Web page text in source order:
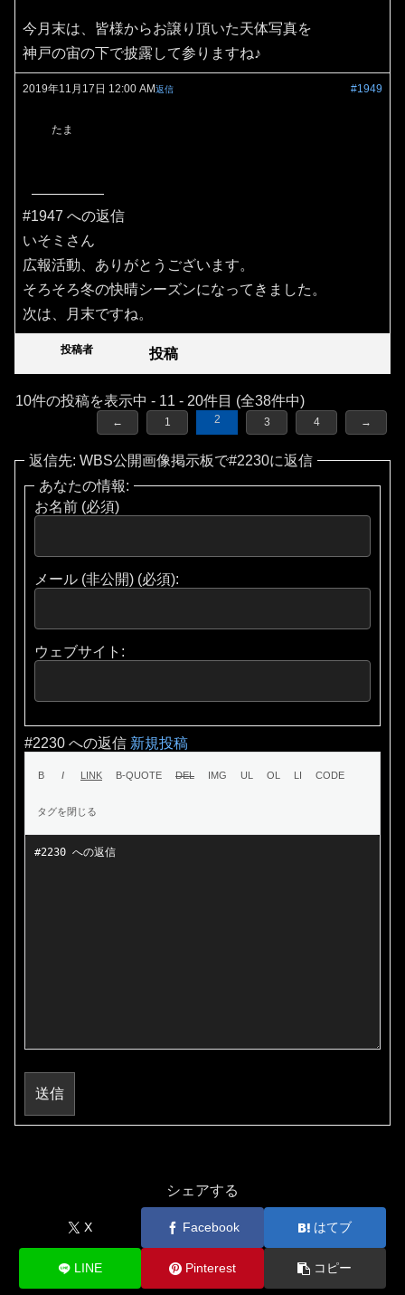
今月末は、皆様からお譲り頂いた天体写真を
神戸の宙の下で披露して参りますね♪
2019年11月17日 12:00 AM #1949
返信
たま
#1947 への返信
いそミさん
広報活動、ありがとうございます。
そろそろ冬の快晴シーズンになってきました。
次は、月末ですね。
投稿者 投稿
10件の投稿を表示中 - 11 - 20件目 (全38件中)
← 1 2 3 4 →
返信先: WBS公開画像掲示板で#2230に返信
あなたの情報:
お名前 (必須)
メール (非公開) (必須):
ウェブサイト:
#2230 への返信 新規投稿
送信
シェアする
X Facebook はてブ
LINE Pinterest コピー